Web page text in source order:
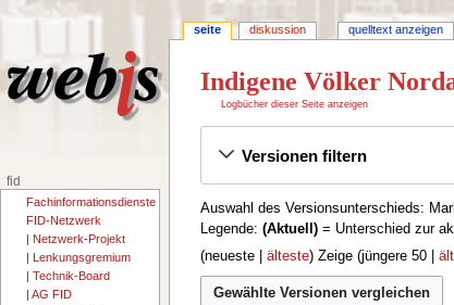
Indigene Völker
Logbücher dieser Seite anzeigen
Navigation
Suche Versionen filtern
Auswahl des Versionsunterschieds:
Legende: (Aktuell)= Unterschied zur
(neueste| älteste) Zeige (jüngere 50|
seite diskussion quelltext anzeigen
fid
Fachinformationsdienste
FID-Netzwerk
| Netzwerk-Projekt
| Lenkungsgremium
| Technik-Board
| AG FID